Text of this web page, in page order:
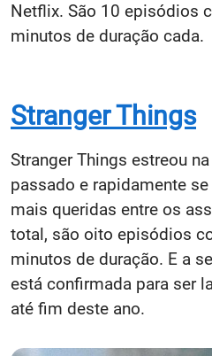
Netflix. São 10 episódios
minutos de duração cada.
Stranger Things
Stranger Things estreou
passado e rapidamente
mais queridas entre os
total, são oito episódios
minutos de duração. E a
está confirmada para ser
até fim deste ano.